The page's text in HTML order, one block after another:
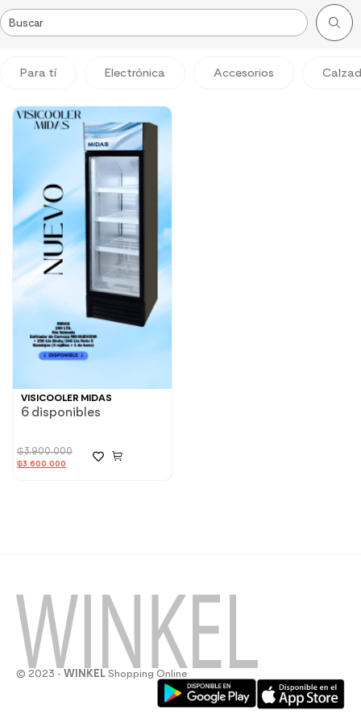
Para tí Electrónica Accesorios
VISICOOLER MIDAS
6 disponibles
₲3.900.000
₲3.600.000
© 2023 - WINKEL Shopping Online